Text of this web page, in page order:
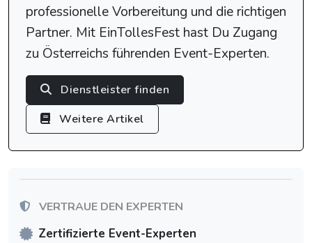
professionelle Vorbereitung und die richtigen
Partner. Mit EinTollesFest hast Du Zugang
zu Österreichs führenden Event-Experten.
Dienstleister finden
Weitere Artikel
VERTRAUE DEN EXPERTEN
Zertifizierte Event-Experten